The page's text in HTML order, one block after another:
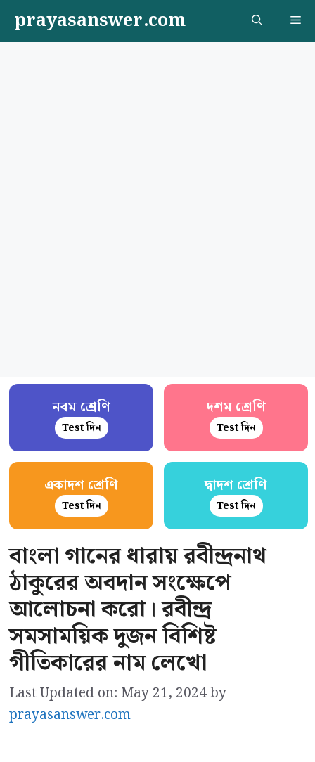
content
prayasanswer.com
নবম শ্রেণি
Test দিন
দশম শ্রেণি
Test দিন
একাদশ শ্রেণি
Test দিন
দ্বাদশ শ্রেণি
Test দিন
বাংলা গানের ধারায় রবীন্দ্রনাথ
ঠাকুরের অবদান সংক্ষেপে
আলোচনা করো। রবীন্দ্র
সমসাময়িক দুজন বিশিষ্ট
গীতিকারের নাম লেখো
Last Updated on: May 21, 2024by
prayasanswer.com